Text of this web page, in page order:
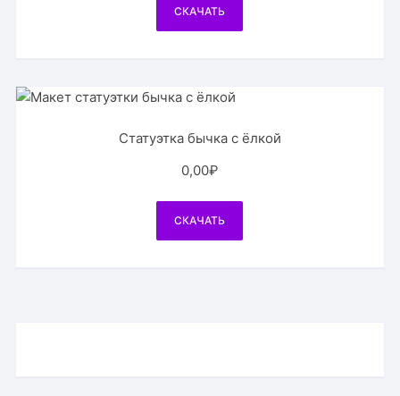
СКАЧАТЬ
Статуэтка бычка с ёлкой
0,00₽
СКАЧАТЬ